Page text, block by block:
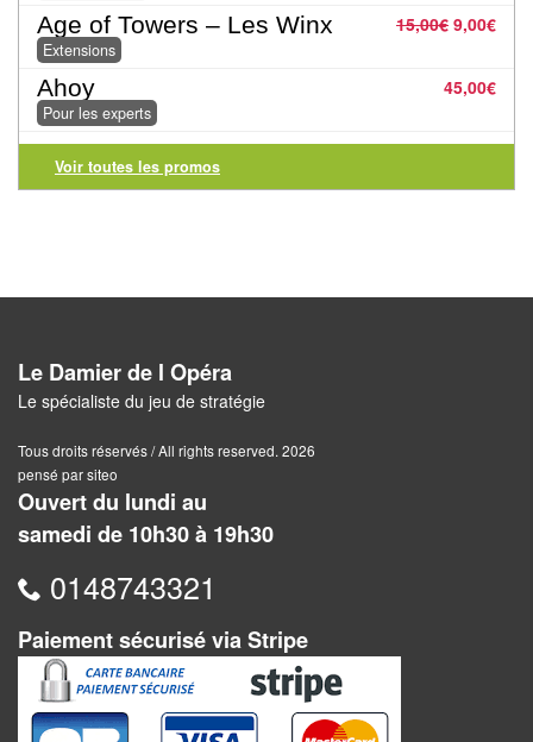
Pour
les
experts
En
solitaire
Joueurs
Coopératif
Gestion
Escape
Game
Enquête
Jeux
évolutifs
15,00€ 9,00€
Age of Towers – Les Winx
Extensions
45,00€
Ahoy
Pour les experts
Voir toutes les promos
Le Damier de l Opéra
Le spécialiste du jeu de stratégie
Tous droits réservés / All rights reserved. 2026
pensé par siteo
Ouvert du lundi au
samedi de 10h30 à 19h30
0148743321
Paiement sécurisé via Stripe